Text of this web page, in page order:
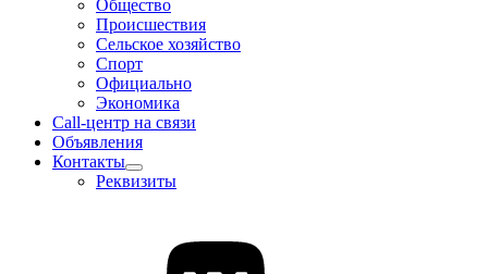
Общество
Происшествия
Сельское хозяйство
Спорт
Официально
Экономика
Call-центр на связи
Объявления
Контакты
Реквизиты